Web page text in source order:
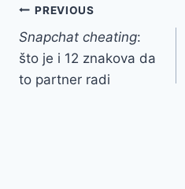
Post
navigation
PREVIOUS
Snapchat cheating:
što je i 12 znakova da
to partner radi